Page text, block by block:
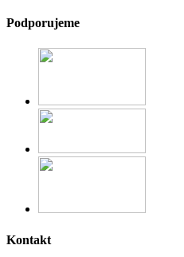
Podporujeme
Kontakt